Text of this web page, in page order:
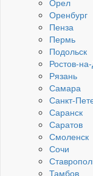
Орел
Оренбург
Пенза
Пермь
Подольск
Ростов-
Рязань
Самара
Санкт-
Саранск
Саратов
Смоленск
Сочи
Тамбов